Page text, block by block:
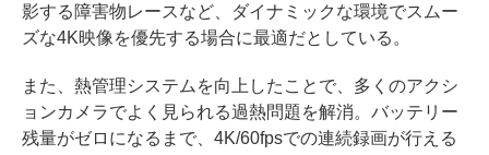
影する障害物レースなど、ダイナミックな環境でスムー
ズな4K映像を優先する場合に最適だとしている。
また、熱管理システムを向上したことで、多くのアクシ
ョンカメラでよく見られる過熱問題を解消。バッテリー
残量がゼロになるまで、4K/60fpsでの連続録画が行える